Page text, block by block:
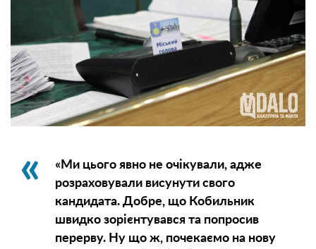
«Ми цього явно не очікували, адже
розраховували висунути свого
кандидата. Добре, що Кобильник
швидко зорієнтувався та попросив
перерву. Ну що ж, почекаємо на нову